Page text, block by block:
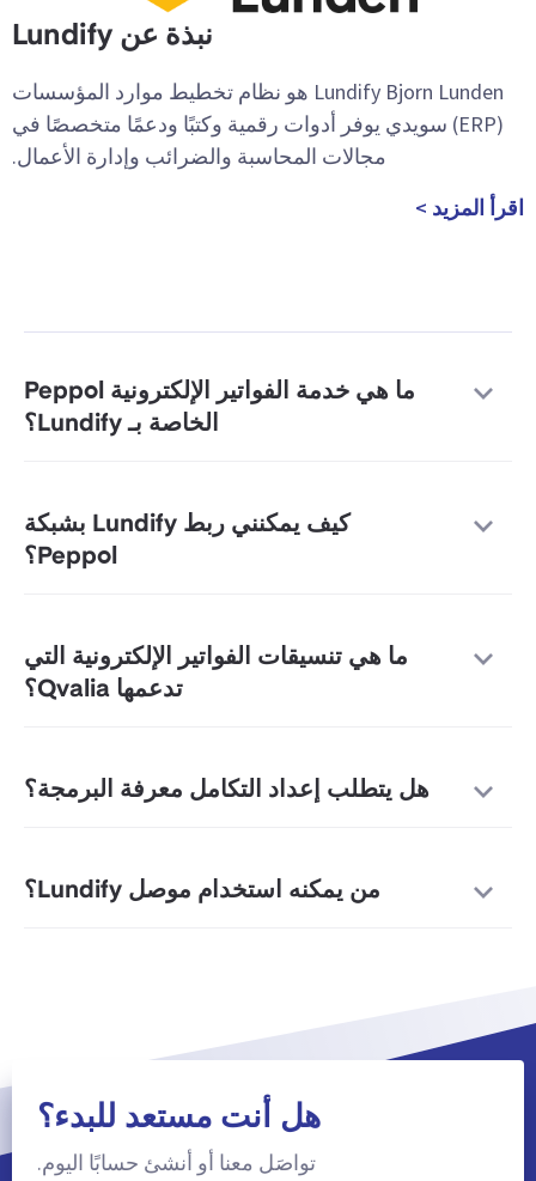
نبذة عن Lundify
Lundify Bjorn Lunden هو نظام تخطيط موارد المؤسسات
(ERP) سويدي يوفر أدوات رقمية وكتبًا ودعمًا متخصصًا في
مجالات المحاسبة والضرائب وإدارة الأعمال.
اقرأ المزيد >
ما هي خدمة الفواتير الإلكترونية Peppol
الخاصة بـ Lundify؟
كيف يمكنني ربط Lundify بشبكة
Peppol؟
ما هي تنسيقات الفواتير الإلكترونية التي
تدعمها Qvalia؟
هل يتطلب إعداد التكامل معرفة البرمجة؟
من يمكنه استخدام موصل Lundify؟
هل أنت مستعد للبدء؟
تواصَل معنا أو أنشئ حسابًا اليوم.